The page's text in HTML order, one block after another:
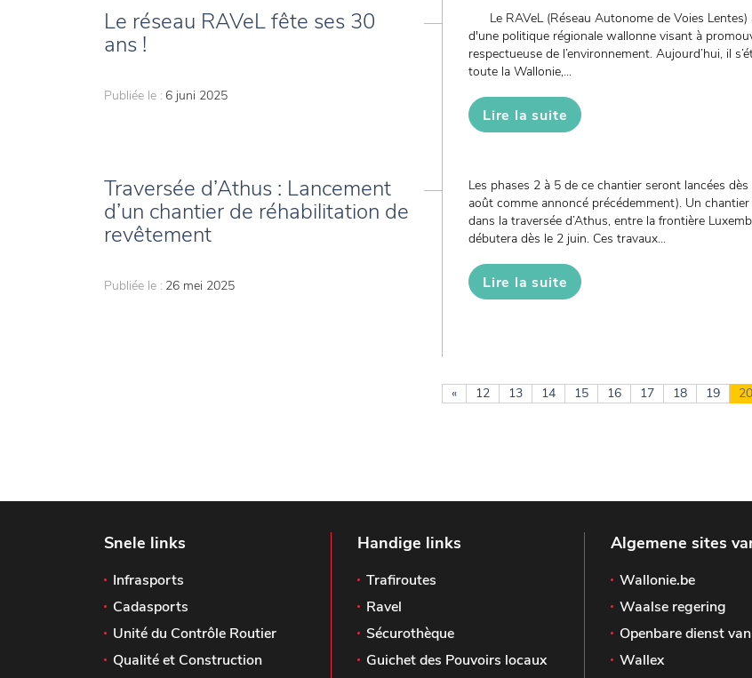
Le réseau RAVeL fête ses 30
ans !
Publiée le : 6 juni 2025
Le RAVeL (Réseau Autonome de Voies Lentes)
d'une politique régionale wallonne visant à
respectueuse de l’environnement. Aujourd’hui, il
toute la Wallonie,...
Lire la suite
Traversée d’Athus : Lancement
d’un chantier de réhabilitation de
revêtement
Publiée le : 26 mei 2025
Les phases 2 à 5 de ce chantier seront lancées
août comme annoncé précédemment). Un
dans la traversée d’Athus, entre la frontière
débutera dès le 2 juin. Ces travaux...
Lire la suite
« 12 13 14 15 16 17 18 19 20
Snele links
Infrasports
Cadasports
Unité du Contrôle Routier
Qualité et Construction
Handige links
Trafiroutes
Ravel
Sécurothèque
Guichet des Pouvoirs locaux
Algemene sites
Wallonie.be
Waalse regering
Openbare dienst
Wallex